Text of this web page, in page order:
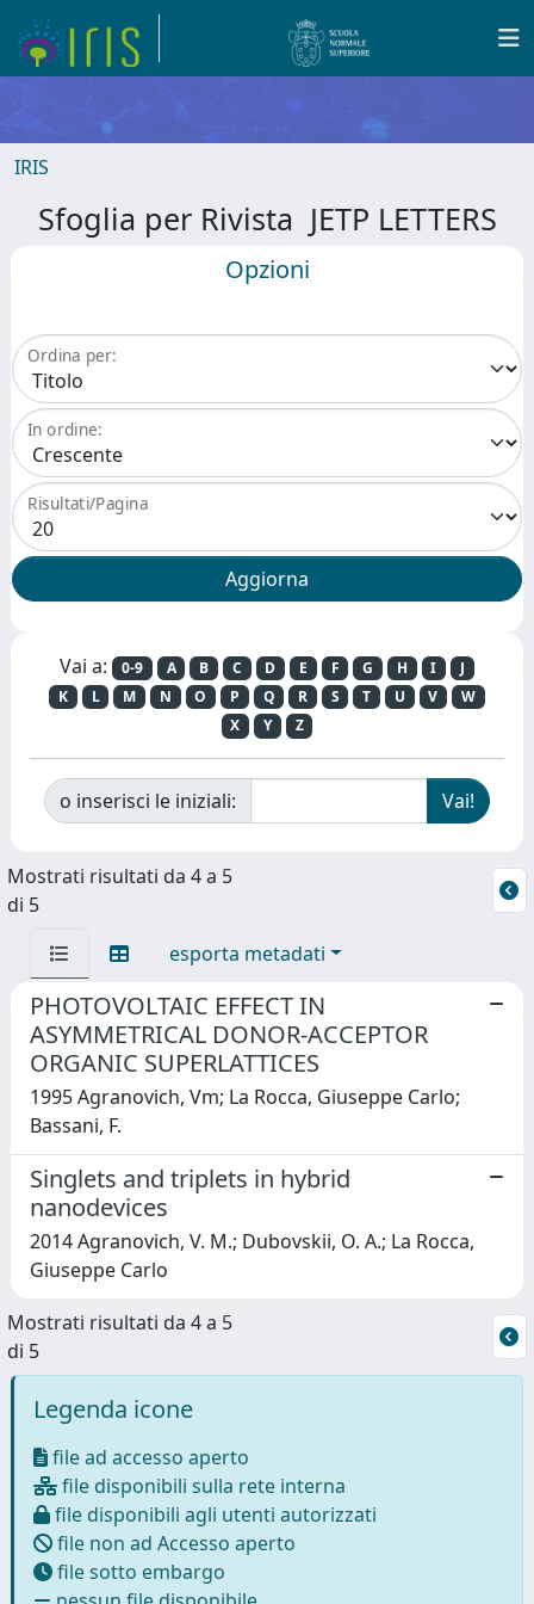
IRIS
Sfoglia per Rivista JETP LETTERS
Opzioni
Ordina per:
In ordine:
Risultati/Pagina
Vai a: 0-9 A B C D E F G H I
J
K
L M N O P Q R S T U V
W
X
Y Z
o inserisci le iniziali:
Mostrati risultati da 4 a 5
di 5
esporta metadati
PHOTOVOLTAIC EFFECT IN
ASYMMETRICAL DONOR-ACCEPTOR
ORGANIC SUPERLATTICES
1995 Agranovich, Vm; La Rocca, Giuseppe Carlo;
Bassani, F.
Singlets and triplets in hybrid
nanodevices
2014 Agranovich, V. M.; Dubovskii, O. A.; La Rocca,
Giuseppe Carlo
Mostrati risultati da 4 a 5
di 5
Legenda icone
file ad accesso aperto
file disponibili sulla rete interna
file disponibili agli utenti autorizzati
file non ad Accesso aperto
file sotto embargo